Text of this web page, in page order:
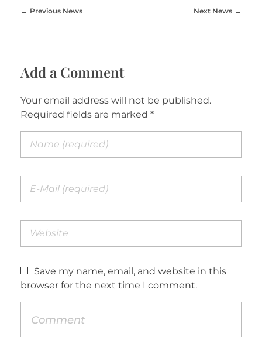
Previous News Next News
Add a Comment
Your email address will not be published.
Required fields are marked *
Save my name, email, and website in this
browser for the next time I comment.